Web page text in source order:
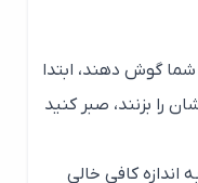
همه نوشته‌ها